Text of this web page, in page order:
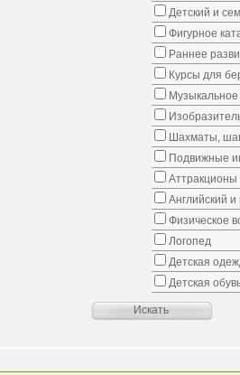
Детский и
Фигурное
Раннее
Курсы для
Шахматы,
Подвижные
Аттракционы
Английский
Физическое
Логопед
Детская
Детская